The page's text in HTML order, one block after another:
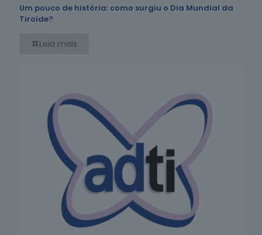
Um pouco de história: como surgiu o Dia Mundial da
Tiroide?
Leia mais